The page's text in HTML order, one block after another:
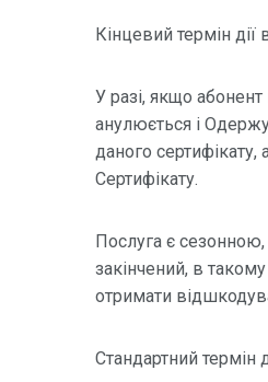
Кінцевий термін дії
У разі, якщо
анулюється і
даного сертифікату,
Сертифікату.
Послуга є сезонною,
закінчений, в
отримати
Стандартний термін